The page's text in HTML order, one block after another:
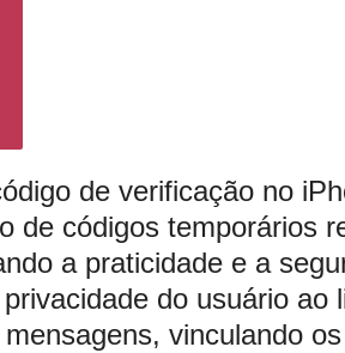
de verificação no
de códigos temporários
a praticidade e a
do usuário ao
vinculando